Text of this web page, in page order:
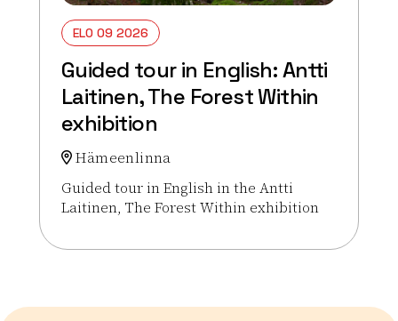
ELO 09 2026
Guided tour in English: Antti
Laitinen, The Forest Within
exhibition
Hämeenlinna
Guided tour in English in the Antti
Laitinen, The Forest Within exhibition
Lue lisää tapahtumasta Guided tour in English: